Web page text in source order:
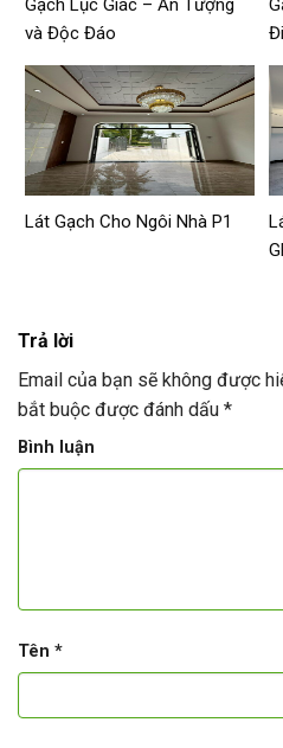
Gạch Lục Giác – Ấn Tượng
và Độc Đáo
Lát Gạch Cho Ngôi Nhà P1
Trả lời
Email của bạn sẽ không được
bắt buộc được đánh dấu *
Bình luận
Tên *